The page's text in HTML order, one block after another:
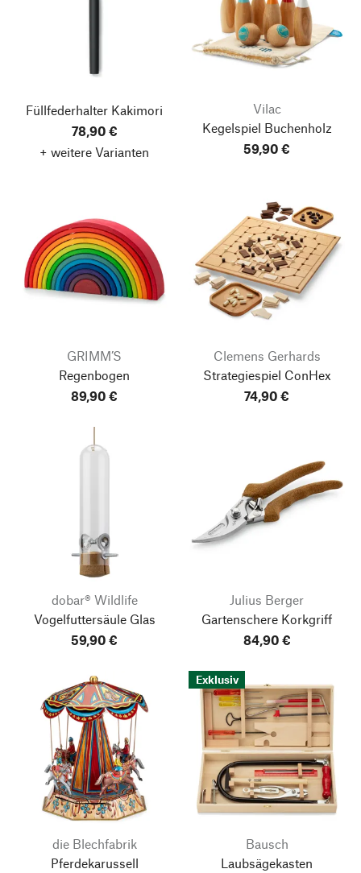
Füllfederhalter Kakimori
78,90 €
+ weitere Varianten
Vilac
Kegelspiel Buchenholz
59,90 €
GRIMM’S
Regenbogen
89,90 €
Clemens Gerhards
Strategiespiel ConHex
74,90 €
dobar® Wildlife
Vogelfuttersäule Glas
59,90 €
Julius Berger
Gartenschere Korkgriff
84,90 €
die Blechfabrik
Pferdekarussell
Exklusiv
Bausch
Laubsägekasten